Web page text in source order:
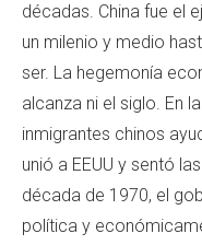
décadas. China fue el
un milenio y medio
ser. La hegemonía
alcanza ni el siglo. En
inmigrantes chinos
unió a EEUU y sentó
década de 1970, el
política y